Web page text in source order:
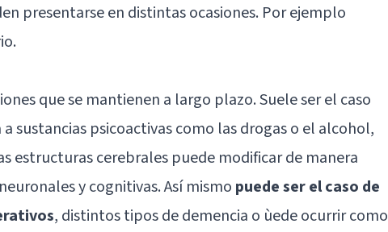
presentarse en distintas ocasiones. Por ejemplo
que se mantienen a largo plazo. Suele ser el caso
sustancias psicoactivas como las drogas o el alcohol,
estructuras cerebrales puede modificar de manera
y cognitivas. Así mismo puede ser el caso de
, distintos tipos de demencia o ùede ocurrir como